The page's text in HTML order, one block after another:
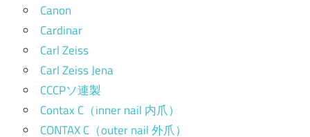
Canon
Cardinar
Carl Zeiss
Carl Zeiss Jena
CCCPソ連製
Contax C（inner nail 内爪）
CONTAX C（outer nail 外爪）